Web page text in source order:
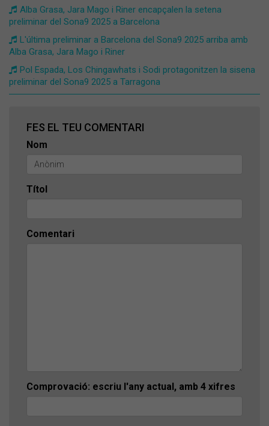
Alba Grasa, Jara Mago i Riner encapçalen la setena
preliminar del Sona9 2025 a Barcelona
L'última preliminar a Barcelona del Sona9 2025 arriba amb
Alba Grasa, Jara Mago i Riner
Pol Espada, Los Chingawhats i Sodi protagonitzen la sisena
preliminar del Sona9 2025 a Tarragona
FES EL TEU COMENTARI
Nom
Títol
Comentari
Comprovació: escriu l'any actual, amb 4 xifres